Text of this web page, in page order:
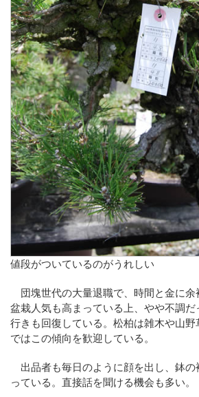
値段がついているのがうれしい
団塊世代の大量退職で、時間と金に余
盆栽人気も高まっている上、やや不調
行きも回復している。松柏は雑木や山野
ではこの傾向を歓迎している。
出品者も毎日のように顔を出し、鉢の
っている。直接話を聞ける機会も多い。